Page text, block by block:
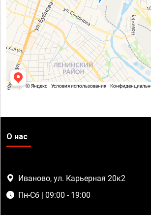
О нас
Иваново, ул. Карьерная 20к2
Пн-Сб | 09:00 - 19:00